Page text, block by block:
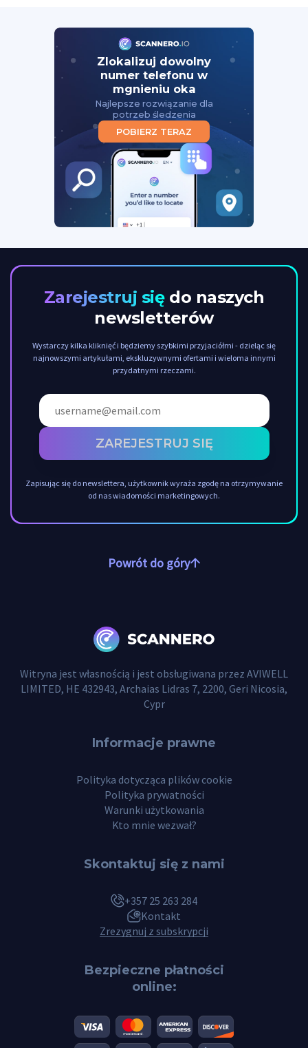
Zlokalizuj dowolny
numer telefonu w
mgnieniu oka
Najlepsze rozwiązanie dla
potrzeb śledzenia
POBIERZ TERAZ
Zarejestruj siędo naszych
newsletterów
Wystarczy kilka kliknięć i będziemy szybkimi przyjaciółmi - dzieląc się
najnowszymi artykułami, ekskluzywnymi ofertami i wieloma innymi
przydatnymi rzeczami.
ZAREJESTRUJ SIĘ
Zapisując się do newslettera, użytkownik wyraża zgodę na otrzymywanie
od nas wiadomości marketingowych.
Powrót do góry
Witryna jest własnością i jest obsługiwana przez AVIWELL
LIMITED, HE 432943, Archaias Lidras 7, 2200, Geri Nicosia,
Cypr
Informacje prawne
Polityka dotycząca plików cookie
Polityka prywatności
Warunki użytkowania
Kto mnie wezwał?
Skontaktuj się z nami
+357 25 263 284
Kontakt
Zrezygnuj z subskrypcji
Bezpieczne płatności
online: